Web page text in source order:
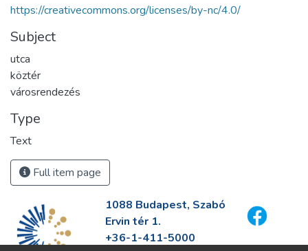
https://creativecommons.org/licenses/by-nc/4.0/
Subject
utca
köztér
városrendezés
Type
Text
Full item page
1088 Budapest, Szabó
Ervin tér 1.
+36-1-411-5000